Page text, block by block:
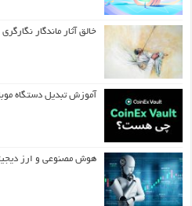
خالق آثار ماندگار
آموزش تبدیل دستگاه
هوش مصنوعی و ارز